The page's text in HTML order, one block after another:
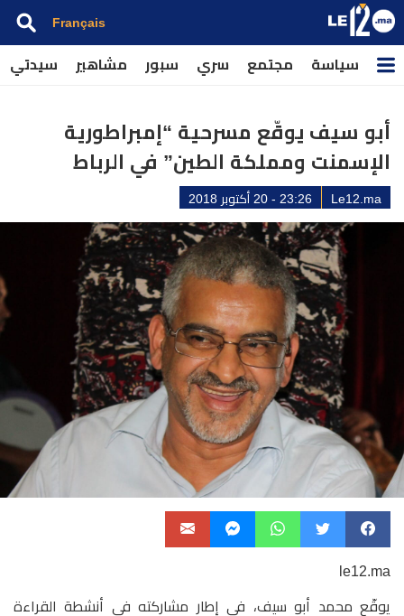
Français
سياسة مجتمع سري سبور مشاهير سيدتي
أبو سيف يوقّع مسرحية “إمبراطورية
الإسمنت ومملكة الطين” في الرباط
Le12.ma 23:26 - 20 أكتوبر 2018
le12.ma
يوقّع محمد أبو سيف، في إطار مشاركته في أنشطة القراءة